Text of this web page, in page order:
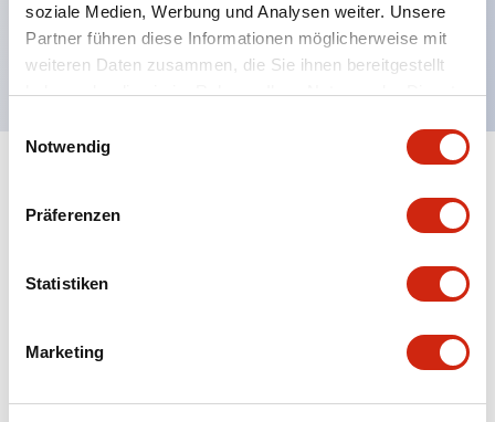
soziale Medien, Werbung und Analysen weiter. Unsere
Partner führen diese Informationen möglicherweise mit
weiteren Daten zusammen, die Sie ihnen bereitgestellt
haben oder die sie im Rahmen Ihrer Nutzung der Dienste
Notwendig
Präferenzen
Statistiken
Marketing
Mit speziellem Zubehör leicht auf Φ22 Flash-
Silhouette umstellbar
Electrical Specifications (rated illuminated